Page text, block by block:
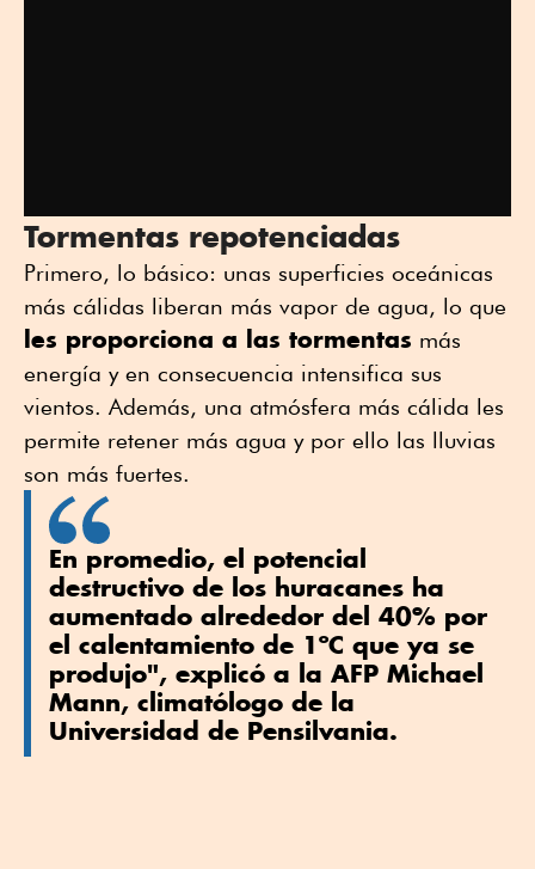
Tormentas repotenciadas
Primero, lo básico: unas superficies oceánicas
más cálidas liberan más vapor de agua, lo que
les proporciona a las tormentas más
energía y en consecuencia intensifica sus
vientos. Además, una atmósfera más cálida les
permite retener más agua y por ello las lluvias
son más fuertes.
En promedio, el potencial
destructivo de los huracanes ha
aumentado alrededor del 40% por
el calentamiento de 1ºC que ya se
produjo", explicó a la AFP Michael
Mann, climatólogo de la
Universidad de Pensilvania.